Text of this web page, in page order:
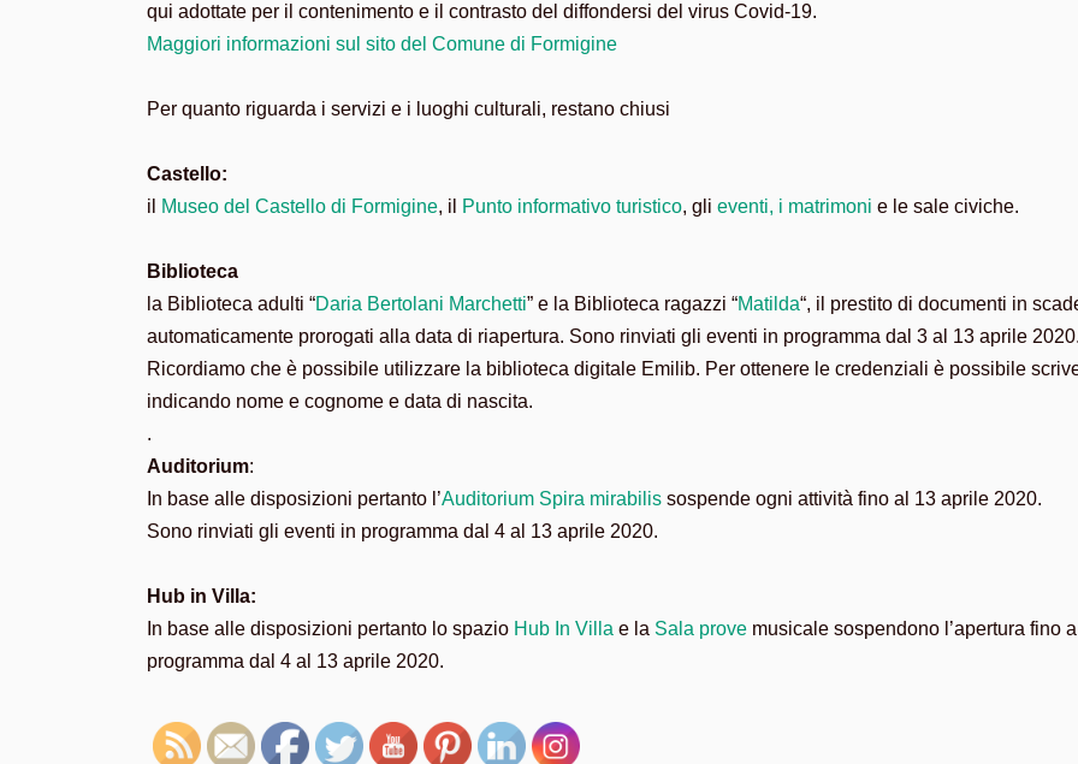
qui adottate per il contenimento e il contrasto del diffondersi del virus Covid-19.
Maggiori informazioni sul sito del Comune di Formigine
Per quanto riguarda i servizi e i luoghi culturali, restano chiusi
Castello:
il
Museo del Castello di Formigine, il Punto informativo turistico, gli eventi, i matrimoni e le sale civiche.
Biblioteca
la Biblioteca adulti “Daria Bertolani Marchetti” e la Biblioteca ragazzi “Matilda“, il prestito di documenti in
automaticamente prorogati alla data di riapertura. Sono rinviati gli eventi in programma dal 3 al 13 aprile
Ricordiamo che è possibile utilizzare la biblioteca digitale Emilib. Per ottenere le credenziali è possibile
indicando nome e cognome e data di nascita.
.
Auditorium:
In base alle disposizioni pertanto l’Auditorium Spira mirabilis sospende ogni attività fino al 13 aprile 2020.
Sono rinviati gli eventi in programma dal 4 al 13 aprile 2020.
Hub in Villa:
In base alle disposizioni pertanto lo spazio Hub In Villa e la Sala prove musicale sospendono l’apertura fino
programma dal 4 al 13 aprile 2020.